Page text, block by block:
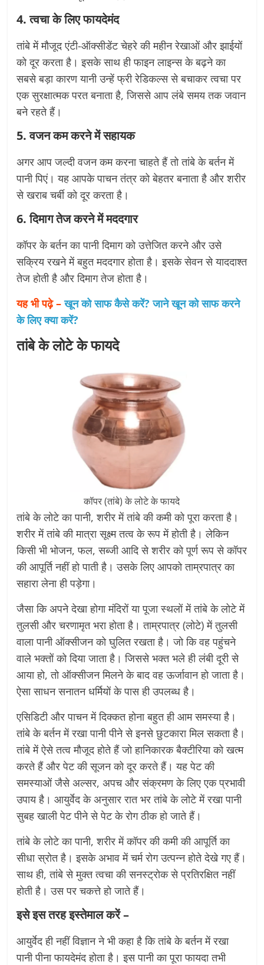
4. त्वचा के लिए फायदेमंद
तांबे में मौजूद एंटी-ऑक्सीडेंट चेहरे की महीन रेखाओं और झाईयों
को दूर करता है। इसके साथ ही फाइन लाइन्स के बढ़ने का
सबसे बड़ा कारण यानी उन्हें फ्री रेडिकल्स से बचाकर त्वचा पर
एक सुरक्षात्मक परत बनाता है, जिससे आप लंबे समय तक जवान
बने रहते हैं।
5. वजन कम करने में सहायक
अगर आप जल्दी वजन कम करना चाहते हैं तो तांबे के बर्तन में
पानी पिएं। यह आपके पाचन तंत्र को बेहतर बनाता है और शरीर
से खराब चर्बी को दूर करता है।
6. दिमाग तेज करने में मददगार
कॉपर के बर्तन का पानी दिमाग को उत्तेजित करने और उसे
सक्रिय रखने में बहुत मददगार होता है। इसके सेवन से याददाश्त
तेज होती है और दिमाग तेज होता है।
यह भी पढ़े – खून को साफ कैसे करें? जाने खून को साफ करने
के लिए क्या करें?
तांबे के लोटे के फायदे
कॉपर (तांबे) के लोटे के फायदे
तांबे के लोटे का पानी, शरीर में तांबे की कमी को पूरा करता है।
शरीर में तांबे की मात्रा सूक्ष्म तत्व के रूप में होती है। लेकिन
किसी भी भोजन, फल, सब्जी आदि से शरीर को पूर्ण रूप से कॉपर
की आपूर्ति नहीं हो पाती है। उसके लिए आपको ताम्रपात्र का
सहारा लेना ही पड़ेगा।
जैसा कि अपने देखा होगा मंदिरों या पूजा स्थलों में तांबे के लोटे में
तुलसी और चरणामृत भरा होता है। ताम्रपात्र (लोटे) में तुलसी
वाला पानी ऑक्सीजन को घुलित रखता है। जो कि वह पहुंचने
वाले भक्तों को दिया जाता है। जिससे भक्त भले ही लंबी दूरी से
आया हो, तो ऑक्सीजन मिलने के बाद वह ऊर्जावान हो जाता है।
ऐसा साधन सनातन धर्मियों के पास ही उपलब्ध है।
एसिडिटी और पाचन में दिक्कत होना बहुत ही आम समस्या है।
तांबे के बर्तन में रखा पानी पीने से इनसे छुटकारा मिल सकता है।
तांबे में ऐसे तत्व मौजूद होते हैं जो हानिकारक बैक्टीरिया को खत्म
करते हैं और पेट की सूजन को दूर करते हैं। यह पेट की
समस्याओं जैसे अल्सर, अपच और संक्रमण के लिए एक प्रभावी
उपाय है। आयुर्वेद के अनुसार रात भर तांबे के लोटे में रखा पानी
सुबह खाली पेट पीने से पेट के रोग ठीक हो जाते हैं।
तांबे के लोटे का पानी, शरीर में कॉपर की कमी की आपूर्ति का
सीधा स्रोत है। इसके अभाव में चर्म रोग उत्पन्न होते देखे गए हैं।
साथ ही, तांबे से मुक्त त्वचा की सनस्ट्रोक से प्रतिरक्षित नहीं
होती है। उस पर चकत्ते हो जाते हैं।
इसे इस तरह इस्तेमाल करें–
आयुर्वेद ही नहीं विज्ञान ने भी कहा है कि तांबे के बर्तन में रखा
पानी पीना फायदेमंद होता है। इस पानी का पूरा फायदा तभी